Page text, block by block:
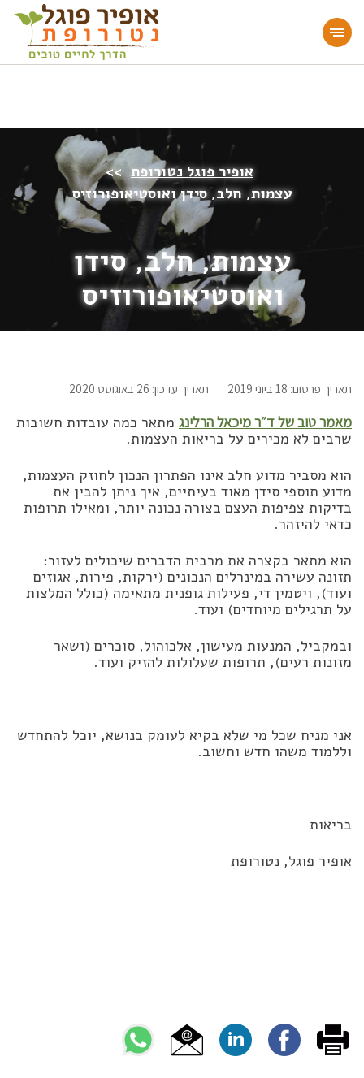
מעוניינים להעמיק או להתחיל דרך חיים בריאה?
הצטרפו לאתר!
אופיר פוגל נטורופת >>
עצמות, חלב, סידן ואוסטיאופורוזיס
עצמות, חלב, סידן
ואוסטיאופורוזיס
תאריך פרסום: 18 ביוני 2019 תאריך עדכון: 26 באוגוסט 2020
מאמר טוב של ד״ר מיכאל הרלינג מתאר כמה עובדות חשובות
שרבים לא מכירים על בריאות העצמות.
הוא מסביר מדוע חלב אינו הפתרון הנכון לחוזק העצמות,
מדוע תוספי סידן מאוד בעיתיים, איך ניתן להבין את
בדיקות צפיפות העצם בצורה נכונה יותר, ומאילו תרופות
כדאי להיזהר.
הוא מתאר בקצרה את מרבית הדברים שיכולים לעזור:
תזונה עשירה במינרלים הנכונים (ירקות, פירות, אגוזים
ועוד), ויטמין די, פעילות גופנית מתאימה (כולל המלצות
על תרגילים מיוחדים) ועוד.
ובמקביל, המנעות מעישון, אלכוהול, סוכרים (ושאר
מזונות רעים), תרופות שעלולות להזיק ועוד.
אני מניח שכל מי שלא בקיא לעומק בנושא, יוכל להתחדש
וללמוד משהו חדש וחשוב.
בריאות
אופיר פוגל, נטורופת